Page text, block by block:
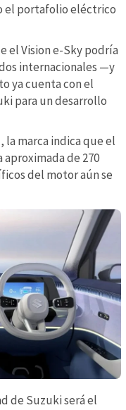
el portafolio eléctrico
el Vision e-Sky podría
internacionales —y
ya cuenta con el
para un desarrollo
la marca indica que el
de 270
del motor aún se
de Suzuki será el